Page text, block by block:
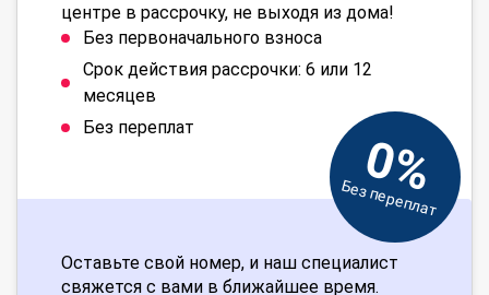
центре в рассрочку, не выходя из дома!
Без первоначального взноса
Срок действия рассрочки: 6 или 12
месяцев
Без переплат
0%
Без переплат
Оставьте свой номер, и наш специалист
свяжется с вами в ближайшее время.